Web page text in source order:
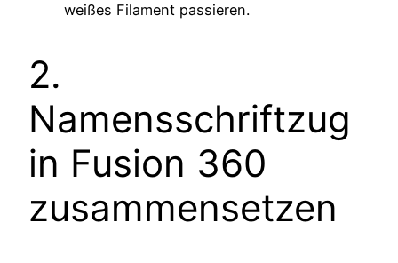
weißes Filament passieren.
2.
Namensschriftzug
in Fusion 360
zusammensetzen